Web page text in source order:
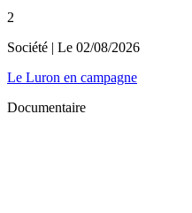
2
Société | Le 02/08/2026
Le Luron en campagne
Documentaire